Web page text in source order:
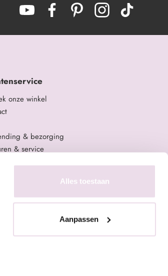
Alles toestaan
Aanpassen
onze winkel
& bezorging
& service